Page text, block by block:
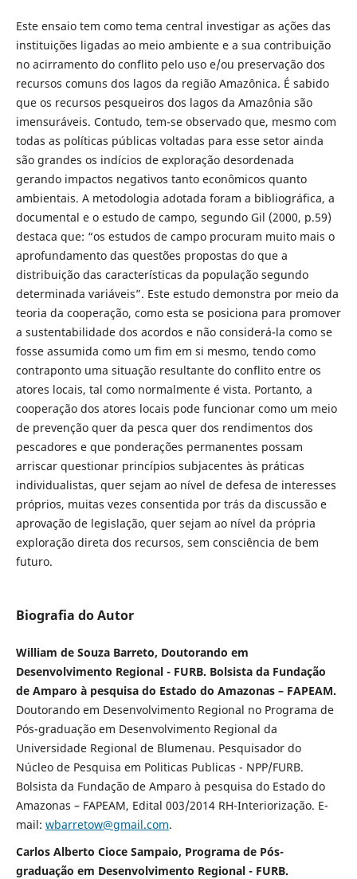
Este ensaio tem como tema central investigar as ações das
instituições ligadas ao meio ambiente e a sua contribuição
no acirramento do conflito pelo uso e/ou preservação dos
recursos comuns dos lagos da região Amazônica. É sabido
que os recursos pesqueiros dos lagos da Amazônia são
imensuráveis. Contudo, tem-se observado que, mesmo com
todas as políticas públicas voltadas para esse setor ainda
são grandes os indícios de exploração desordenada
gerando impactos negativos tanto econômicos quanto
ambientais. A metodologia adotada foram a bibliográfica, a
documental e o estudo de campo, segundo Gil (2000, p.59)
destaca que: “os estudos de campo procuram muito mais o
aprofundamento das questões propostas do que a
distribuição das características da população segundo
determinada variáveis”. Este estudo demonstra por meio da
teoria da cooperação, como esta se posiciona para promover
a sustentabilidade dos acordos e não considerá-la como se
fosse assumida como um fim em si mesmo, tendo como
contraponto uma situação resultante do conflito entre os
atores locais, tal como normalmente é vista. Portanto, a
cooperação dos atores locais pode funcionar como um meio
de prevenção quer da pesca quer dos rendimentos dos
pescadores e que ponderações permanentes possam
arriscar questionar princípios subjacentes às práticas
individualistas, quer sejam ao nível de defesa de interesses
próprios, muitas vezes consentida por trás da discussão e
aprovação de legislação, quer sejam ao nível da própria
exploração direta dos recursos, sem consciência de bem
futuro.
Biografia do Autor
William de Souza Barreto, Doutorando em
Desenvolvimento Regional - FURB. Bolsista da Fundação
de Amparo à pesquisa do Estado do Amazonas – FAPEAM.
Doutorando em Desenvolvimento Regional no Programa de
Pós-graduação em Desenvolvimento Regional da
Universidade Regional de Blumenau. Pesquisador do
Núcleo de Pesquisa em Politicas Publicas - NPP/FURB.
Bolsista da Fundação de Amparo à pesquisa do Estado do
Amazonas – FAPEAM, Edital 003/2014 RH-Interiorização. E-
mail: wbarretow@gmail.com.
Carlos Alberto Cioce Sampaio, Programa de Pós-
graduação em Desenvolvimento Regional - FURB.